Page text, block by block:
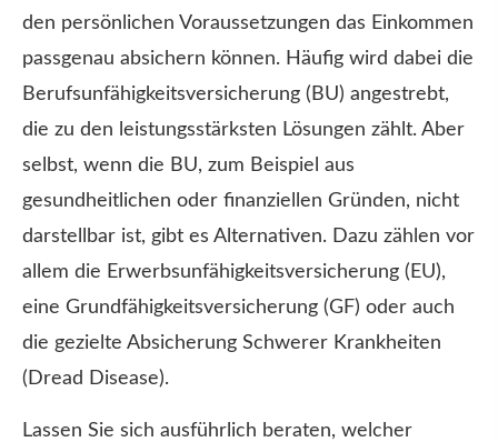
den persönlichen Voraussetzungen das Einkommen
passgenau absichern können. Häufig wird dabei die
Berufs­unfähig­keitsversicherung (BU) angestrebt,
die zu den leistungsstärksten Lösungen zählt. Aber
selbst, wenn die BU, zum Beispiel aus
gesundheitlichen oder finanziellen Gründen, nicht
darstellbar ist, gibt es Alternativen. Dazu zählen vor
allem die Erwerbsunfähigkeitsversicherung (EU),
eine Grundfähigkeitsversicherung (GF) oder auch
die gezielte Absicherung Schwe­rer Krank­hei­ten
(Dread Disease).
Lassen Sie sich ausführlich beraten, welcher